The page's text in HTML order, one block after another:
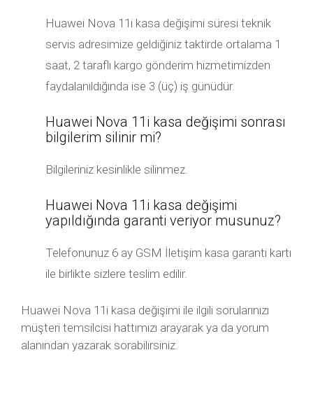
Huawei Nova 11i kasa değişimi süresi teknik
servis adresimize geldiğiniz taktirde ortalama 1
saat, 2 taraflı kargo gönderim hizmetimizden
faydalanıldığında ise 3 (üç) iş günüdür.
Huawei Nova 11i kasa değişimi sonrası
bilgilerim silinir mi?
Bilgileriniz kesinlikle silinmez.
Huawei Nova 11i kasa değişimi
yapıldığında garanti veriyor musunuz?
Telefonunuz 6 ay GSM İletişim kasa garanti kartı
ile birlikte sizlere teslim edilir.
Huawei Nova 11i kasa değişimi ile ilgili sorularınızı
müşteri temsilcisi hattımızı arayarak ya da yorum
alanından yazarak sorabilirsiniz.